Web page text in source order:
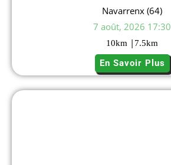
Navarrenx (64)
7 août, 2026 17:30
10km | 7.5km
En Savoir Plus